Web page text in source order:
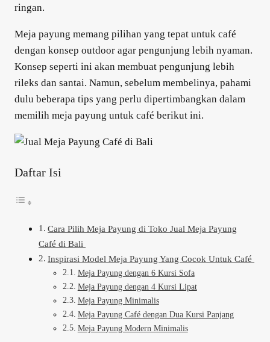
ringan.
Meja payung memang pilihan yang tepat untuk café
dengan konsep outdoor agar pengunjung lebih nyaman.
Konsep seperti ini akan membuat pengunjung lebih
rileks dan santai. Namun, sebelum membelinya, pahami
dulu beberapa tips yang perlu dipertimbangkan dalam
memilih meja payung untuk café berikut ini.
Daftar Isi
Cara Pilih Meja Payung di Toko Jual Meja Payung
Café di Bali
Inspirasi Model Meja Payung Yang Cocok Untuk Café
Meja Payung dengan 6 Kursi Sofa
Meja Payung dengan 4 Kursi Lipat
Meja Payung Minimalis
Meja Payung Café dengan Dua Kursi Panjang
Meja Payung Modern Minimalis